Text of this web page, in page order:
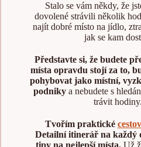
Stalo se vám někdy, že
dovolené strávili několik
najít dobré místo na jídlo,
jak se kam
Představte si, že budete
místa opravdu stojí za to,
pohybovat jako místní,
podniky a nebudete s
trávit hodiny.
Tvořím praktické
Detailní itinerář na každý